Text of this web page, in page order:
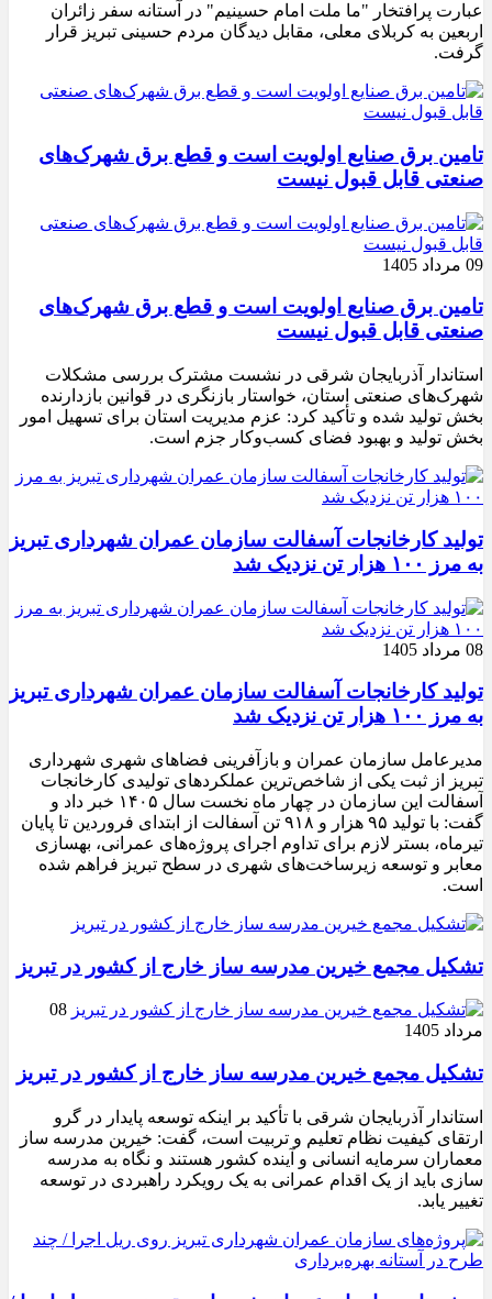
عبارت پرافتخار "ما ملت امام حسینیم" در آستانه سفر زائران
اربعین به کربلای معلی، مقابل دیدگان مردم حسینی تبریز قرار
گرفت.
تامین برق صنایع اولویت است و قطع برق شهرک‌های
صنعتی قابل قبول نیست
09 مرداد 1405
تامین برق صنایع اولویت است و قطع برق شهرک‌های
صنعتی قابل قبول نیست
استاندار آذربایجان شرقی در نشست مشترک بررسی مشکلات
شهرک‌های صنعتی استان، خواستار بازنگری در قوانین بازدارنده
بخش تولید شده و تأکید کرد: عزم مدیریت استان برای تسهیل امور
بخش تولید و بهبود فضای کسب‌وکار جزم است.
تولید کارخانجات آسفالت سازمان عمران شهرداری تبریز
به مرز ۱۰۰ هزار تن نزدیک شد
08 مرداد 1405
تولید کارخانجات آسفالت سازمان عمران شهرداری تبریز
به مرز ۱۰۰ هزار تن نزدیک شد
مدیرعامل سازمان عمران و بازآفرینی فضاهای شهری شهرداری
تبریز از ثبت یکی از شاخص‌ترین عملکردهای تولیدی کارخانجات
آسفالت این سازمان در چهار ماه نخست سال ۱۴۰۵ خبر داد و
گفت: با تولید ۹۵ هزار و ۹۱۸ تن آسفالت از ابتدای فروردین تا پایان
تیرماه، بستر لازم برای تداوم اجرای پروژه‌های عمرانی، بهسازی
معابر و توسعه زیرساخت‌های شهری در سطح تبریز فراهم شده
است.
تشکیل مجمع خیرین مدرسه ‌ساز خارج از کشور در تبریز
08
مرداد 1405
تشکیل مجمع خیرین مدرسه ‌ساز خارج از کشور در تبریز
استاندار آذربایجان شرقی با تأکید بر اینکه توسعه پایدار در گرو
ارتقای کیفیت نظام تعلیم و تربیت است، گفت: خیرین مدرسه ‌ساز
معماران سرمایه انسانی و آینده کشور هستند و نگاه به مدرسه‌
سازی باید از یک اقدام عمرانی به یک رویکرد راهبردی در توسعه
تغییر یابد.